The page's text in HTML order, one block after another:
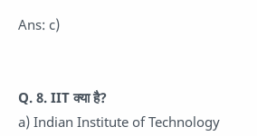
Ans: c)
Q. 8. IIT क्या है?
a) Indian Institute of Technology